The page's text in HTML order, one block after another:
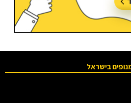
בישראל